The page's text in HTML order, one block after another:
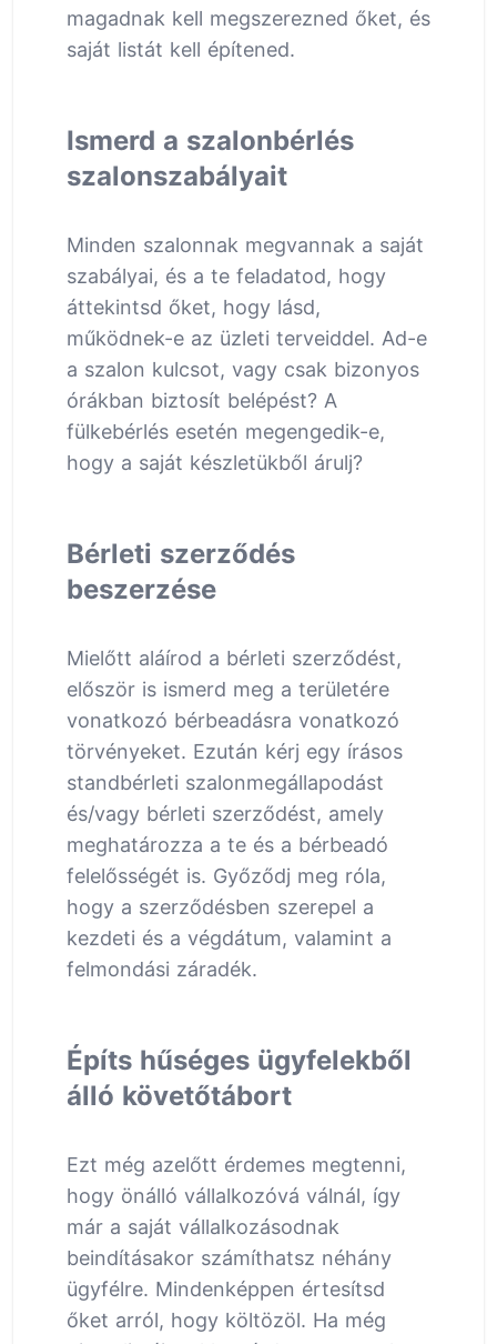
magadnak kell megszerezned őket, és
saját listát kell építened.
Ismerd a szalonbérlés
szalonszabályait
Minden szalonnak megvannak a saját
szabályai, és a te feladatod, hogy
áttekintsd őket, hogy lásd,
működnek-e az üzleti terveiddel. Ad-e
a szalon kulcsot, vagy csak bizonyos
órákban biztosít belépést? A
fülkebérlés esetén megengedik-e,
hogy a saját készletükből árulj?
Bérleti szerződés
beszerzése
Mielőtt aláírod a bérleti szerződést,
először is ismerd meg a területére
vonatkozó bérbeadásra vonatkozó
törvényeket. Ezután kérj egy írásos
standbérleti szalonmegállapodást
és/vagy bérleti szerződést, amely
meghatározza a te és a bérbeadó
felelősségét is. Győződj meg róla,
hogy a szerződésben szerepel a
kezdeti és a végdátum, valamint a
felmondási záradék.
Építs hűséges ügyfelekből
álló követőtábort
Ezt még azelőtt érdemes megtenni,
hogy önálló vállalkozóvá válnál, így
már a saját vállalkozásodnak
beindításakor számíthatsz néhány
ügyfélre. Mindenképpen értesítsd
őket arról, hogy költözöl. Ha még